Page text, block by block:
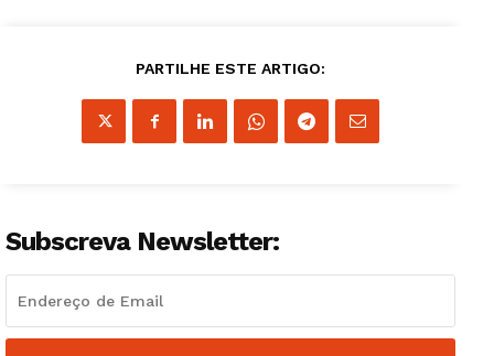
PARTILHE ESTE ARTIGO:
Subscreva Newsletter: